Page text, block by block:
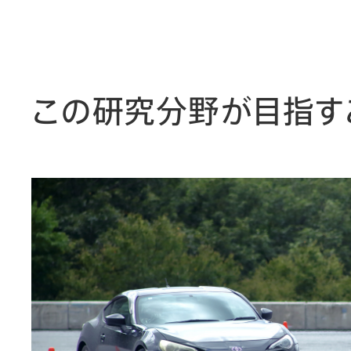
この研究分野が目指す